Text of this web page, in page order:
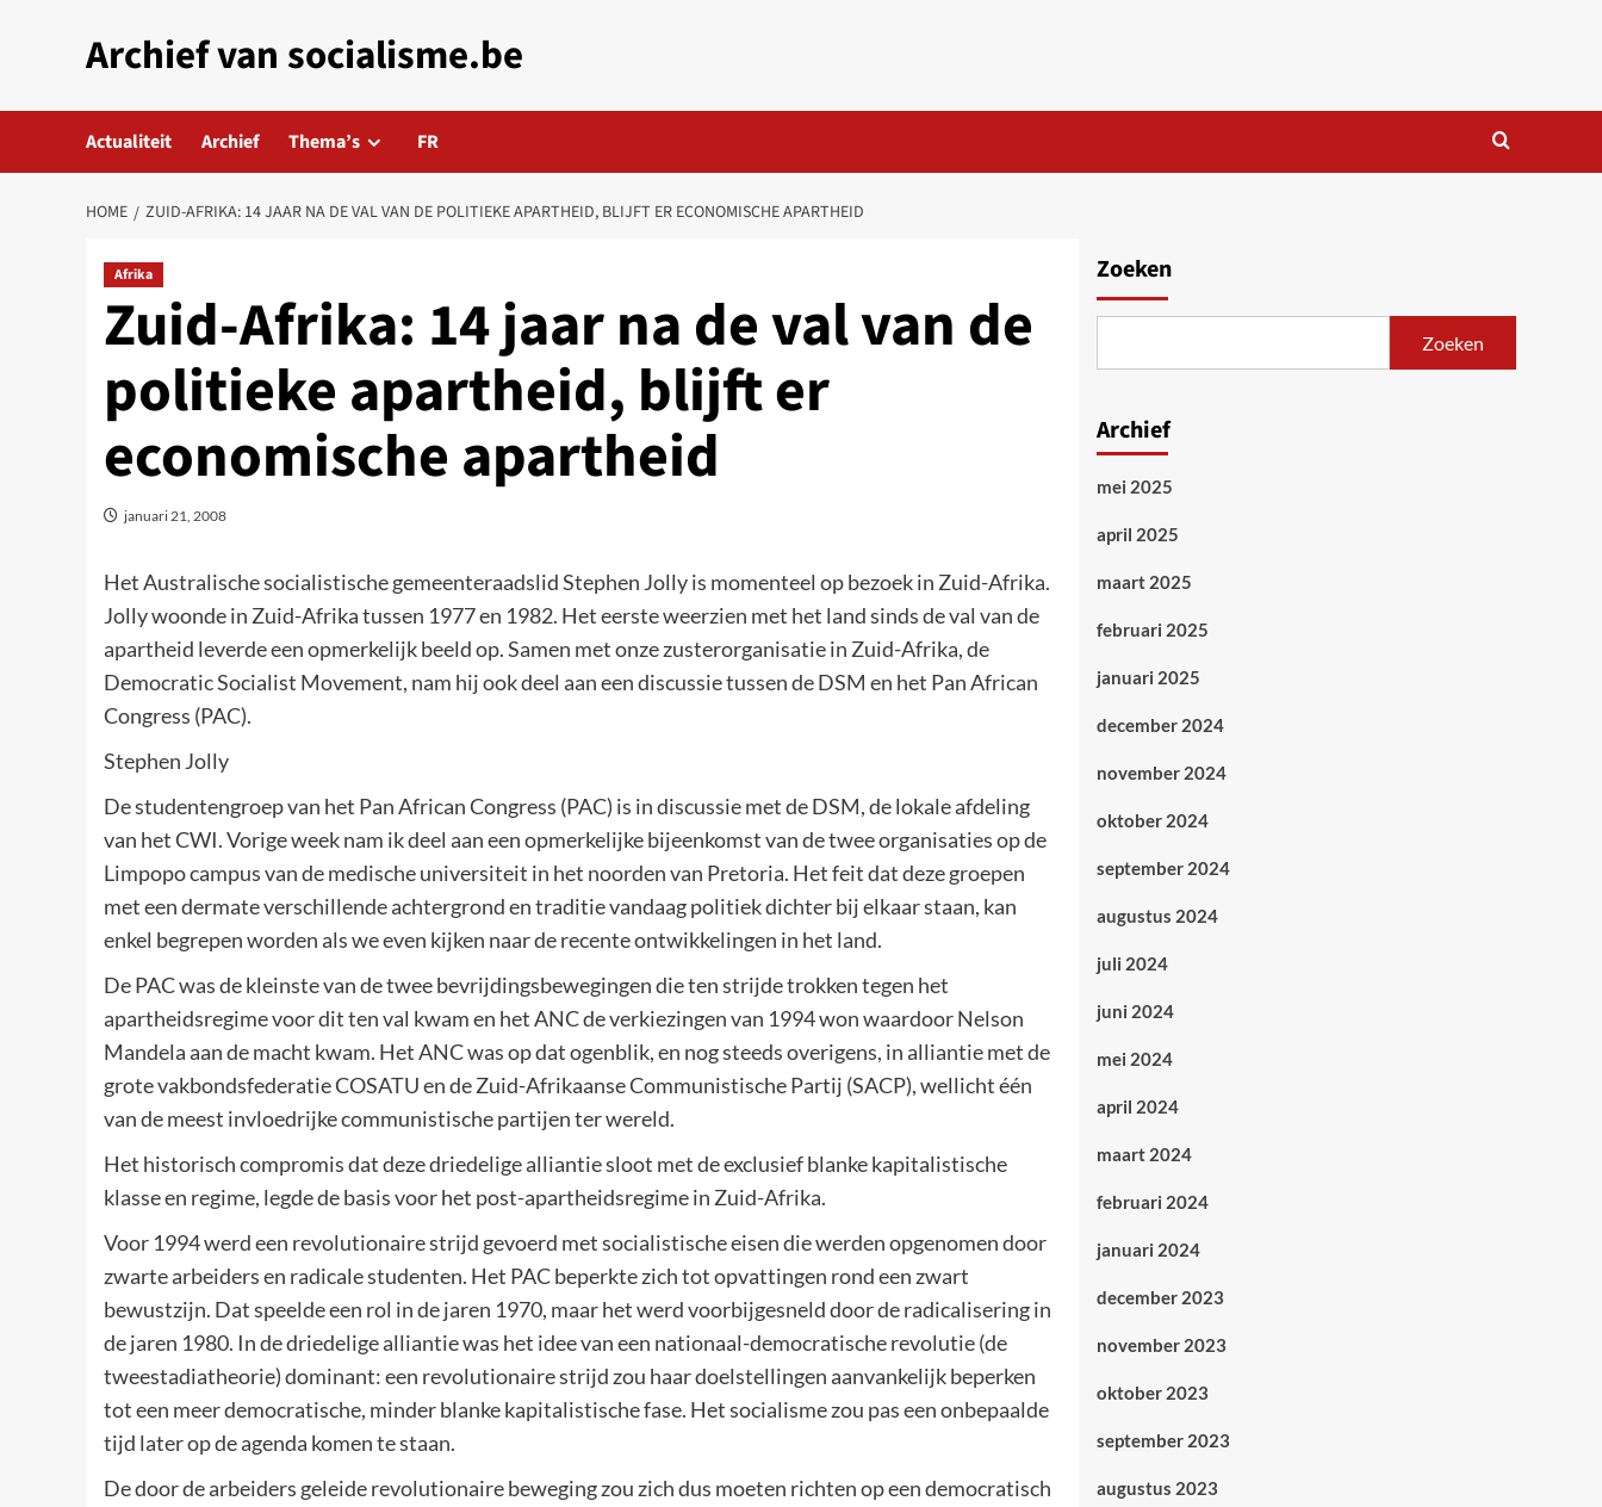
Archief van socialisme.be
Actualiteit Archief Thema’s FR
HOME ZUID-AFRIKA: 14 JAAR NA DE VAL VAN DE POLITIEKE APARTHEID, BLIJFT ER ECONOMISCHE APARTHEID
Afrika
Zuid-Afrika: 14 jaar na de val van de
politieke apartheid, blijft er
economische apartheid
januari 21, 2008
Het Australische socialistische gemeenteraadslid Stephen Jolly is momenteel op bezoek in Zuid-Afrika.
Jolly woonde in Zuid-Afrika tussen 1977 en 1982. Het eerste weerzien met het land sinds de val van de
apartheid leverde een opmerkelijk beeld op. Samen met onze zusterorganisatie in Zuid-Afrika, de
Democratic Socialist Movement, nam hij ook deel aan een discussie tussen de DSM en het Pan African
Congress (PAC).
Stephen Jolly
De studentengroep van het Pan African Congress (PAC) is in discussie met de DSM, de lokale afdeling
van het CWI. Vorige week nam ik deel aan een opmerkelijke bijeenkomst van de twee organisaties op de
Limpopo campus van de medische universiteit in het noorden van Pretoria. Het feit dat deze groepen
met een dermate verschillende achtergrond en traditie vandaag politiek dichter bij elkaar staan, kan
enkel begrepen worden als we even kijken naar de recente ontwikkelingen in het land.
De PAC was de kleinste van de twee bevrijdingsbewegingen die ten strijde trokken tegen het
apartheidsregime voor dit ten val kwam en het ANC de verkiezingen van 1994 won waardoor Nelson
Mandela aan de macht kwam. Het ANC was op dat ogenblik, en nog steeds overigens, in alliantie met de
grote vakbondsfederatie COSATU en de Zuid-Afrikaanse Communistische Partij (SACP), wellicht één
van de meest invloedrijke communistische partijen ter wereld.
Het historisch compromis dat deze driedelige alliantie sloot met de exclusief blanke kapitalistische
klasse en regime, legde de basis voor het post-apartheidsregime in Zuid-Afrika.
Voor 1994 werd een revolutionaire strijd gevoerd met socialistische eisen die werden opgenomen door
zwarte arbeiders en radicale studenten. Het PAC beperkte zich tot opvattingen rond een zwart
bewustzijn. Dat speelde een rol in de jaren 1970, maar het werd voorbijgesneld door de radicalisering in
de jaren 1980. In de driedelige alliantie was het idee van een nationaal-democratische revolutie (de
tweestadiatheorie) dominant: een revolutionaire strijd zou haar doelstellingen aanvankelijk beperken
tot een meer democratische, minder blanke kapitalistische fase. Het socialisme zou pas een onbepaalde
tijd later op de agenda komen te staan.
De door de arbeiders geleide revolutionaire beweging zou zich dus moeten richten op een democratisch
Zoeken
Zoeken
Archief
mei 2025
april 2025
maart 2025
februari 2025
januari 2025
december 2024
november 2024
oktober 2024
september 2024
augustus 2024
juli 2024
juni 2024
mei 2024
april 2024
maart 2024
februari 2024
januari 2024
december 2023
november 2023
oktober 2023
september 2023
augustus 2023